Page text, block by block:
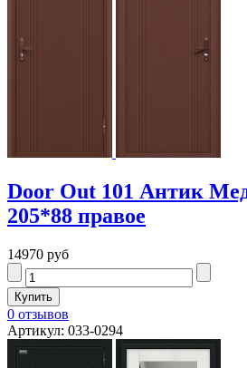
Door Out 101 Антик
205*88 правое
14970 руб
0 отзывов
Артикул: 033-0294